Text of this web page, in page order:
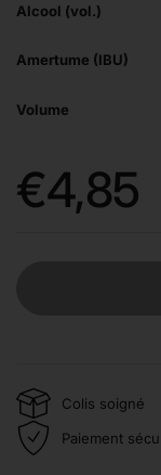
Alcool (vol.)
Amertume (IBU)
Volume
Prix:
€4,85
Colis soigné
Paiement